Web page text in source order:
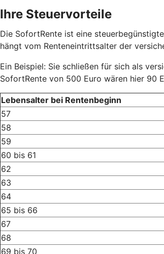
Ihre Steuervorteile
Die SofortRente ist eine
hängt vom Renteneintrittsalter der
Ein Beispiel: Sie schließen für sich als
SofortRente von 500 Euro wären hier 90
Lebensalter bei Rentenbeginn
57
58
59
60 bis 61
62
63
64
65 bis 66
67
68
69 bis 70